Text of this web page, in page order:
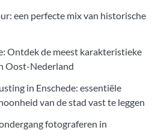
een perfecte mix van historische
Ontdek de meest karakteristieke
Oost-Nederland
in Enschede: essentiële
van de stad vast te leggen
fotograferen in